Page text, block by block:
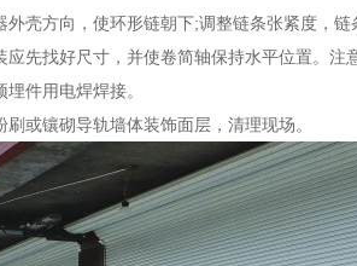
外壳方向，使环形链朝下;调整链条张紧度，链
应先找好尺寸，并使卷简轴保持水平位置。
件用电焊焊接。
刷或镶砌导轨墙体装饰面层，清理现场。